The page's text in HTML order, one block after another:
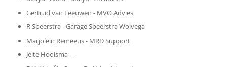
Gertrud van Leeuwen - MVO Advies
R Speerstra - Garage Speerstra Wolvega
Marjolein Remeeus - MRD Support
Jelte Hooisma - -